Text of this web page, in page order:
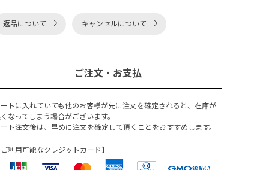
返品について キャンセルについて
ご注文・お支払
トに入れていても他のお客様が先に注文を確定されると、在庫が
なってしまう場合がございます。
ト注文後は、早めに注文を確定して頂くことをおすすめします。
利用可能なクレジットカード】